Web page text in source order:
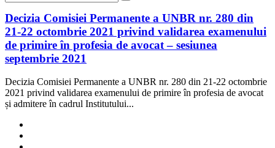
Decizia Comisiei Permanente a UNBR nr. 280 din
21-22 octombrie 2021 privind validarea examenului
de primire în profesia de avocat – sesiunea
septembrie 2021
Decizia Comisiei Permanente a UNBR nr. 280 din 21-22 octombrie
2021 privind validarea examenului de primire în profesia de avocat
și admitere în cadrul Institutului...